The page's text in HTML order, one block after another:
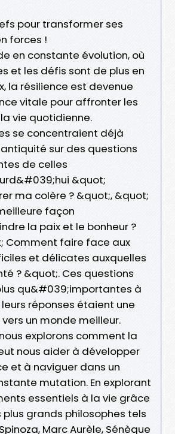
pour transformer ses
forces !
en constante évolution, où
et les défis sont de plus en
la résilience est devenue
vitale pour affronter les
vie quotidienne.
se concentraient déjà
sur des questions
de celles
&quot;
ma colère ? &quot;, &quot;
façon
la paix et le bonheur ?
Comment faire face aux
et délicates auxquelles
? &quot;. Ces questions
qu&#039;importantes à
réponses étaient une
un monde meilleur.
explorons comment la
nous aider à développer
et à naviguer dans un
mutation. En explorant
essentiels à la vie grâce
plus grands philosophes tels
Marc Aurèle, Sénèque